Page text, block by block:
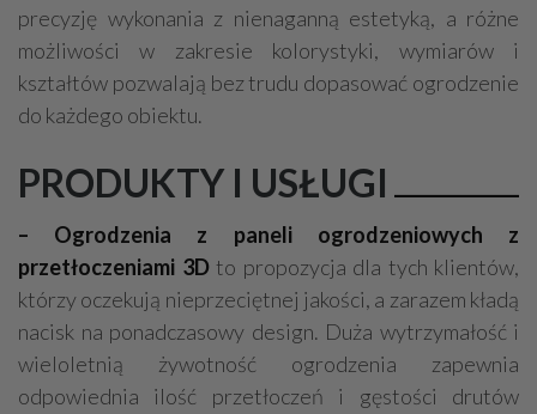
precyzję wykonania z nienaganną estetyką, a różne
możliwości w zakresie kolorystyki, wymiarów i
kształtów pozwalają bez trudu dopasować ogrodzenie
do każdego obiektu.
PRODUKTY I USŁUGI
– Ogrodzenia z paneli ogrodzeniowych z
przetłoczeniami 3Dto propozycja dla tych klientów,
którzy oczekują nieprzeciętnej jakości, a zarazem kładą
nacisk na ponadczasowy design. Duża wytrzymałość i
wieloletnią żywotność ogrodzenia zapewnia
odpowiednia ilość przetłoczeń i gęstości drutów